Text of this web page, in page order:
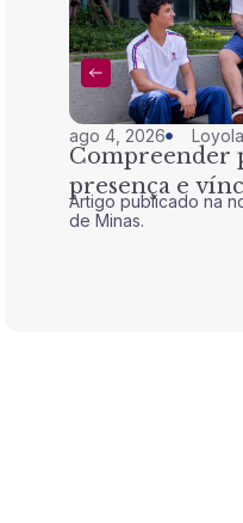
ago 4, 2026
Compreender
presença e
Artigo publicado na
de Minas.